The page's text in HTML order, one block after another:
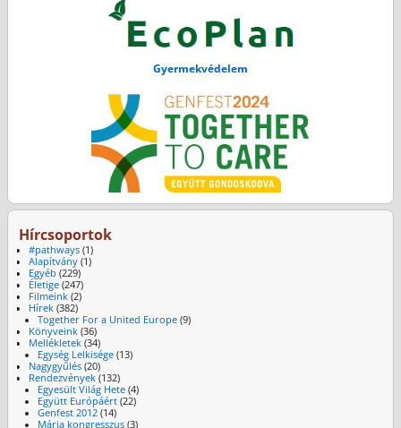
Gyermekvédelem
Hírcsoportok
#pathways(1)
Alapítvány(1)
Egyéb (229)
Életige(247)
Filmeink(2)
Hírek(382)
Together For a United Europe (9)
Könyveink(36)
Mellékletek(34)
Egység Lelkisége (13)
Nagygyűlés(20)
Rendezvények(132)
Egyesült Világ Hete (4)
Együtt Európáért (22)
Genfest 2012 (14)
Mária kongresszus (3)